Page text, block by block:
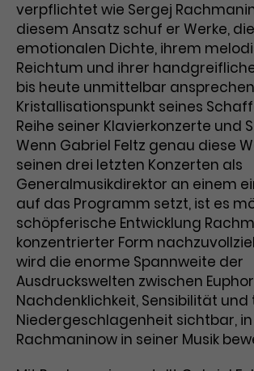
Anbieter Google Analytics
Laufzeit 1 Minute
Zweck
Das ist ein von Google
gesetztes Cookie.
Daten werden nur
pro Minute an Google
gesendet. Solange es
werden bestimmte
Datenübertragungen
unterbunden.
Laufzeit 3 Monate
Zweck
Dieses Cookie wird
Nutzerinteraktionen mit
Werbeanzeigen zu
Remarketing-Funktionen
bereitzustellen.
Name IDE
Anbieter Google / DoubleClick
Laufzeit 1 Jahr
Dieses Cookie dient der
personalisierter
verpflichtet wie Sergej
diesem Ansatz schuf er Werke,
emotionalen Dichte, ihrem
Reichtum und ihrer
bis heute unmittelbar
Kristallisationspunkt seines
Reihe seiner Klavierkonzerte und
Wenn Gabriel Feltz genau diese
seinen drei letzten Konzerten als
Generalmusikdirektor an einem
auf das Programm setzt, ist es
schöpferische Entwicklung
konzentrierter Form
wird die enorme Spannweite der
Ausdruckswelten zwischen
Nachdenklichkeit, Sensibilität und
Niedergeschlagenheit sichtbar,
Rachmaninow in seiner Musik